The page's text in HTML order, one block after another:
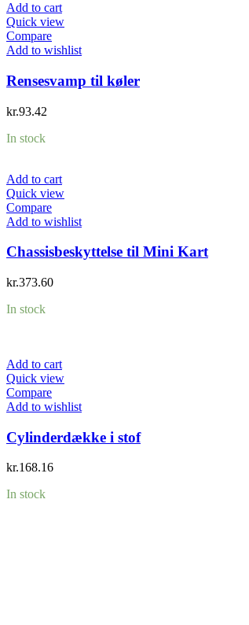
Add to cart
Quick view
Compare
Add to wishlist
Rensesvamp til køler
kr.93.42
In stock
Add to cart
Quick view
Compare
Add to wishlist
Chassisbeskyttelse til Mini Kart
kr.373.60
In stock
Add to cart
Quick view
Compare
Add to wishlist
Cylinderdække i stof
kr.168.16
In stock